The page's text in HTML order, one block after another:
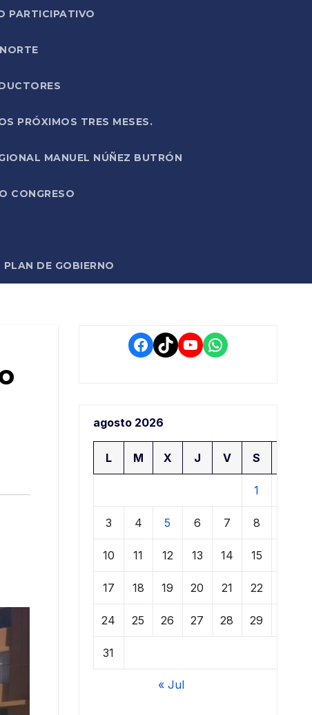
PARTICIPATIVO
PRÓXIMOS TRES MESES.
MANUEL NÚÑEZ BUTRÓN
CONGRESO
DE GOBIERNO
Facebook
TikTokYouTube
WhatsApp
agosto 2026
L M X J V S
1
3 4 5 6 7 8
10 11 12 13 14 15
17 18 19 20 21 22
24 25 26 27 28 29
31
« Jul